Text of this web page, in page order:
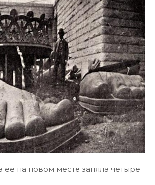
ее на новом месте заняла четыре